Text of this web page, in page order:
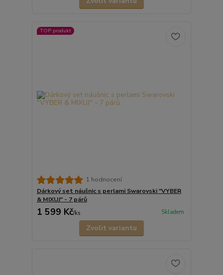
TOP produkt
1 hodnocení
Dárkový set náušnic s perlami Swarovski "VYBER
& MIXUJ" - 7 párů
1 599 Kč/ks Skladem
Zvolit variantu